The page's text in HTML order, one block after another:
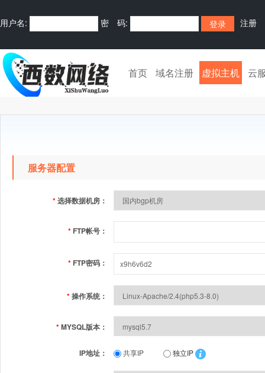
用户名: 密 码: 注册
首页 域名注册 虚拟主机 云
服务器配置
*选择数据机房：
* FTP帐号：
* FTP密码：
*操作系统：
*MYSQL版本：
IP地址： 共享IP 独立IP